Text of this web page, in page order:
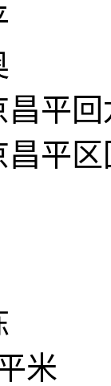
昌平
昌平
米